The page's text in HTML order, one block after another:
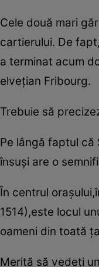
Cele două mari
cartierului. De
a terminat acum
elveţian Fribourg.
Trebuie să
Pe lângă faptul că
însuşi are o
În centrul
1514),este locul
oameni din toată
Merită să vedeţi